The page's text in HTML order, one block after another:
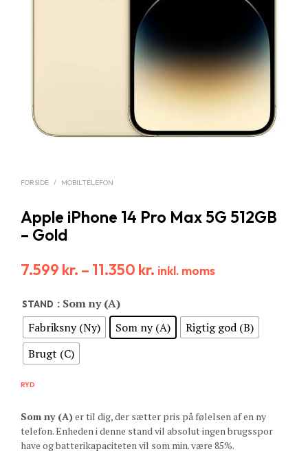
FORSIDE / MOBILTELEFON
Apple iPhone 14 Pro Max 5G 512GB
– Gold
7.599 kr. – 11.350 kr. inkl. moms
STAND : Som ny (A)
Fabriksny (Ny)
Som ny (A)
Rigtig god (B)
Brugt (C)
RYD
Som ny (A)er til dig, der sætter pris på følelsen af en ny
telefon. Enheden i denne stand vil absolut ingen brugsspor
have og batterikapaciteten vil som min. være 85%.